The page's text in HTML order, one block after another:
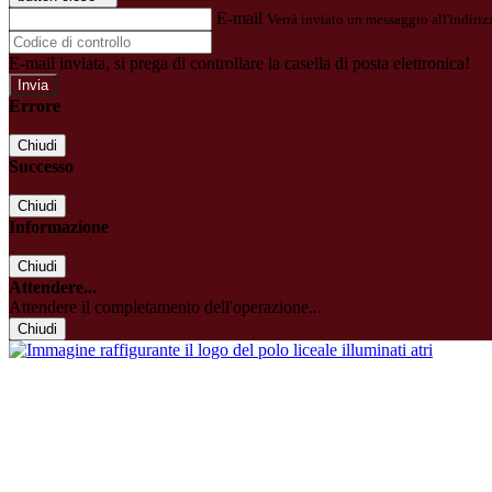
E-mail Verrà inviato un messaggio
E-mail inviata, si prega di controllare la casella di posta elettronica!
Errore
Chiudi
Successo
Chiudi
Informazione
Chiudi
Attendere...
Attendere il completamento dell'operazione...
Chiudi